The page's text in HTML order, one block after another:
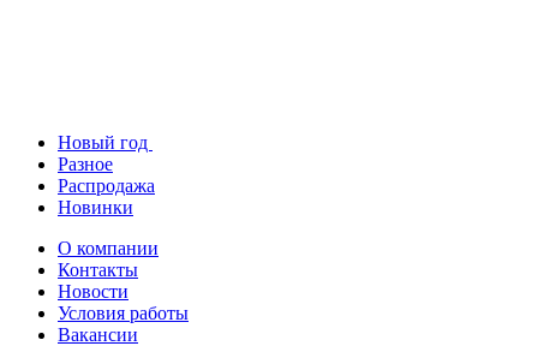
Новый год
Разное
Распродажа
Новинки
О компании
Контакты
Новости
Условия работы
Вакансии